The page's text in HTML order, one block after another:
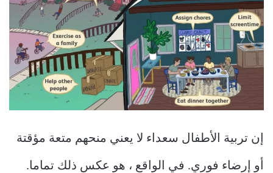
إن تربية الأطفال سعداء لا يعني منحهم متعة مؤقتة
أو إرضاء فوري. في الواقع ، هو عكس ذلك تماما.